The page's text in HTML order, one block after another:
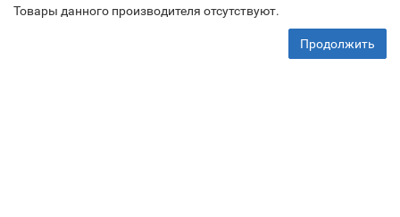
Товары данного производителя отсутствуют.
Продолжить